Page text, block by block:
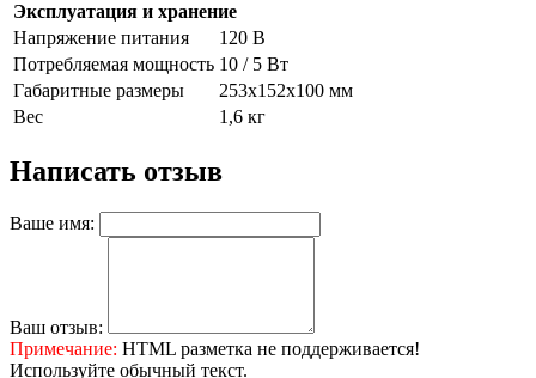
Эксплуатация и хранение
Напряжение питания
120 В
Потребляемая мощность 10 / 5 Вт
Габаритные размеры
253х152х100 мм
Вес
1,6 кг
Написать отзыв
Ваше имя:
Ваш отзыв:
Примечание: HTML разметка не поддерживается!
Используйте обычный текст.